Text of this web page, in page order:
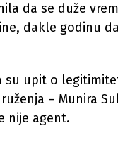
da se duže
dakle godinu
su upit o
– Munira
nije agent.